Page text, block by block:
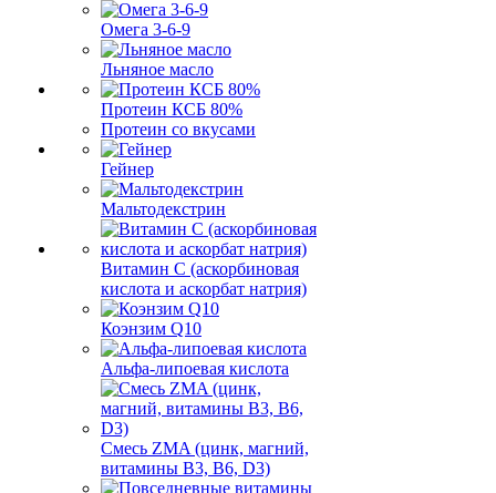
Омега 3-6-9
Льняное масло
Протеин КСБ 80%
Протеин со вкусами
Гейнер
Мальтодекстрин
Витамин C (аскорбиновая
кислота и аскорбат натрия)
Коэнзим Q10
Альфа-липоевая кислота
Смесь ZMA (цинк, магний,
витамины B3, B6, D3)